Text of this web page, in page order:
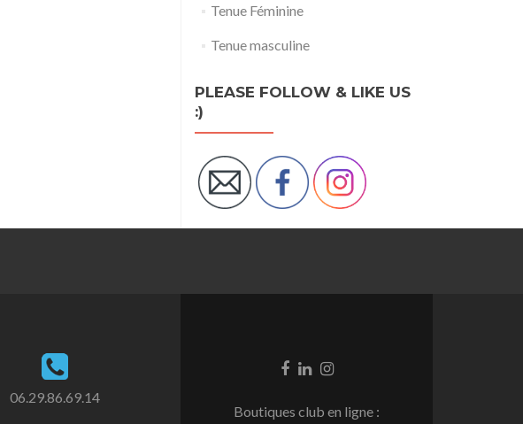
Tenue Féminine
Tenue masculine
PLEASE FOLLOW & LIKE US
:)
06.29.86.69.14
Go Go Go
Boutiques club en ligne :